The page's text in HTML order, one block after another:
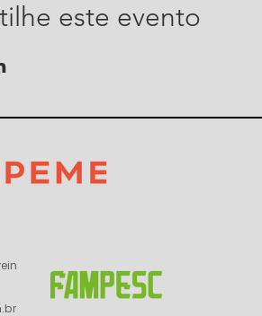
este evento